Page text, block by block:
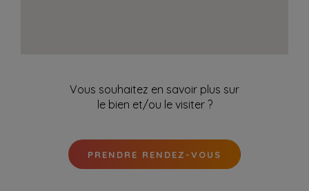
Vous souhaitez en savoir plus sur
le bien et/ou le visiter ?
PRENDRE RENDEZ-VOUS